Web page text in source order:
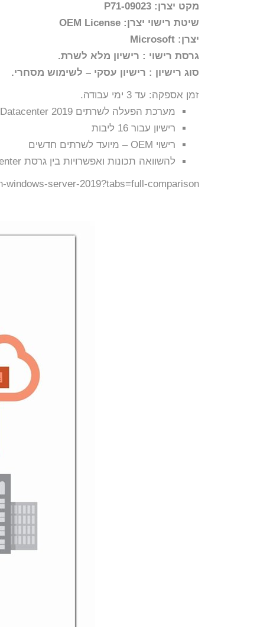
מקט יצרן: P71-09023
שיטת רישוי יצרן: OEM License
יצרן: Microsoft
גרסת רישוי : רישיון מלא לשרת.
סוג רישיון : רישיון עסקי – לשימוש מסחרי.
זמן אספקה: עד 3 ימי עבודה.
מערכת הפעלה לשרתים Windows Server Datacenter 2019
רישיון עבור 16 ליבות
רישוי OEM – מיועד לשרתים חדשים
להשוואה תכונות ואפשרויות בין גרסת windows server Datacenter לבין גרסת Server Standard , היכנס
server-2019?tabs=full-comparison